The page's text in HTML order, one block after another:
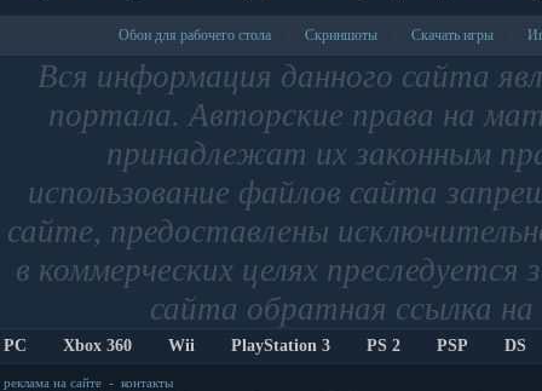
Обои для рабочего стола Скриншоты Скачать игры
Вся информация данного сайта
портала. Авторские права на
принадлежат их законным
использование файлов сайта
сайте, предоставлены
в коммерческих целях
сайта обратная ссылка
PC Xbox 360 Wii PlayStation 3 PS 2 PSP DS
реклама на сайте - контакты